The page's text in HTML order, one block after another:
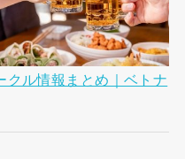
クル情報まとめ｜ベトナ